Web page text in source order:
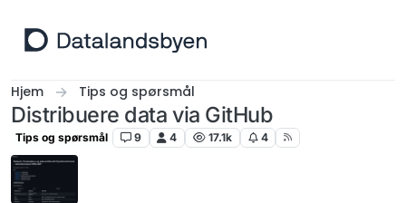
Hjem Tips og spørsmål
Distribuere data via GitHub
Tips og spørsmål 9 4 17.1k 4